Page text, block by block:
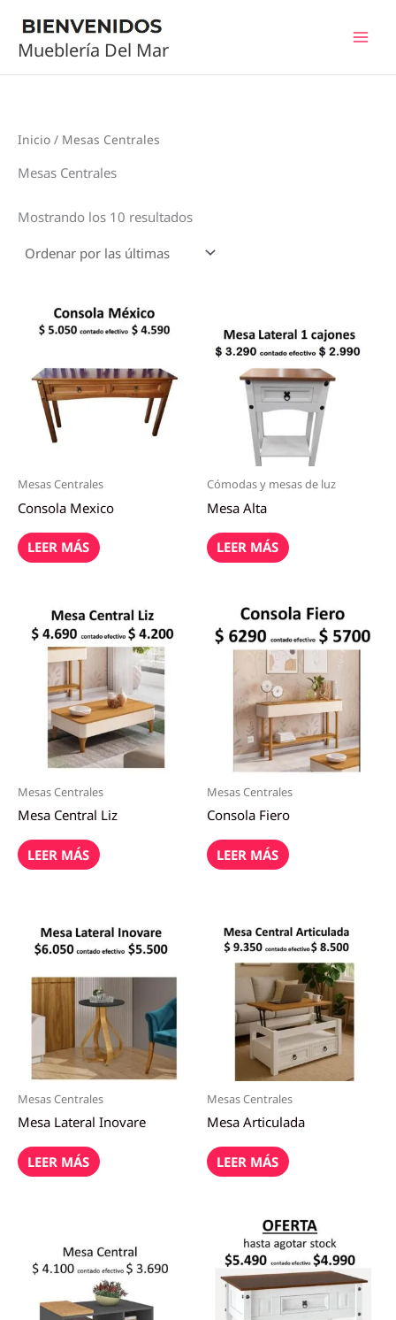
contenido
Mueblería Del Mar
Inicio / Mesas Centrales
Mesas Centrales
Mostrando los 10 resultados
Mesas Centrales
Consola Mexico
LEER MÁS
Cómodas y mesas de luz
Mesa Alta
LEER MÁS
Mesas Centrales
Mesa Central Liz
LEER MÁS
Mesas Centrales
Consola Fiero
LEER MÁS
Mesas Centrales
Mesa Lateral Inovare
LEER MÁS
Mesas Centrales
Mesa Articulada
LEER MÁS